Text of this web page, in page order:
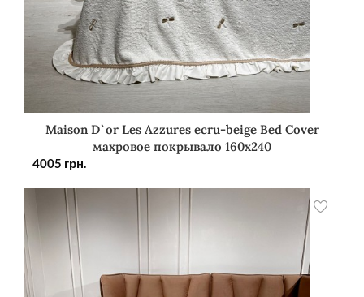
Maison D`or Les Azzures ecru-beige Bed Cover
махровое покрывало 160х240
4005 грн.